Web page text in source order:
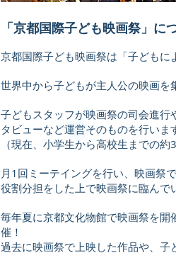
「京都国際子ども映画祭」に
京都国際子ども映画祭は「子どもに
世界中から子どもが主人公の映画を
子どもスタッフが映画祭の司会進
タビューなど運営そのものを行いま
（現在、小学生から高校生までの
月1回ミーテイングを行い、映画祭
役割分担をした上で映画祭に臨んで
毎年夏に京都文化物館で映画祭を
催！
過去に映画祭で上映した作品や、子